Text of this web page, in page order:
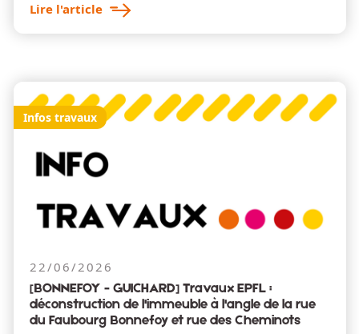
Lire l'article
Infos travaux
22/06/2026
[BONNEFOY - GUICHARD] Travaux EPFL :
déconstruction de l'immeuble à l'angle de la rue
du Faubourg Bonnefoy et rue des Cheminots